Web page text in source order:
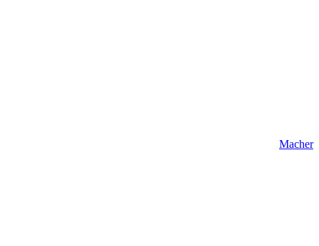
Macher